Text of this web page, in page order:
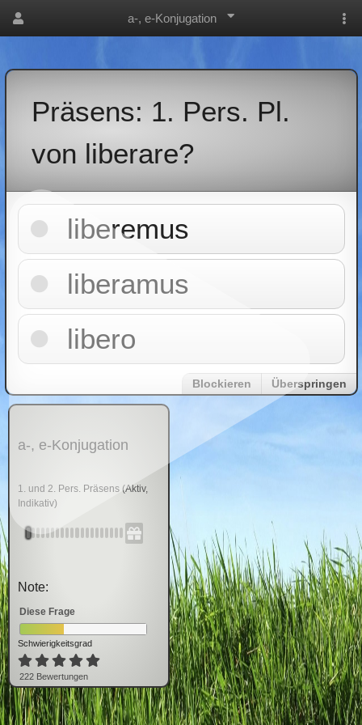
a-, e-Konjugation
Präsens: 1. Pers. Pl.
von liberare?
liberemus
liberamus
libero
Blockieren Überspringen
a-, e-Konjugation
1. und 2. Pers. Präsens (Aktiv,
Indikativ)
Note:
Diese Frage
Schwierigkeitsgrad
222 Bewertungen